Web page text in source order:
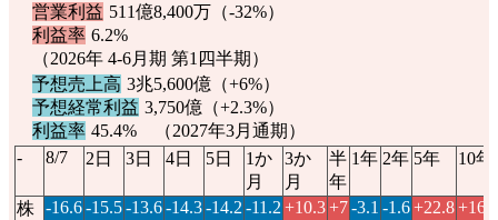
営業利益 511億8,400万（-32%）
利益率 6.2%
（2026年 4-6月期 第1四半期）
予想売上高 3兆5,600億（+6%）
予想経常利益 3,750億（+2.3%）
利益率 45.4% （2027年3月通期）
-
8/7 2日 3日 4日 5日
1か
月
3か
月
半
年
1年 2年 5年 10年
株 -16.6-15.5-13.6-14.3-14.2 -11.2 +10.3+7-3.1 -1.6+22.8